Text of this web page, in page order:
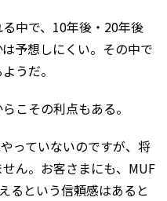
中で、10年後・20年後
予想しにくい。その中で
うだ。
こその利点もある。
っていないのですが、将
ん。お客さまにも、MUF
るという信頼感はあると